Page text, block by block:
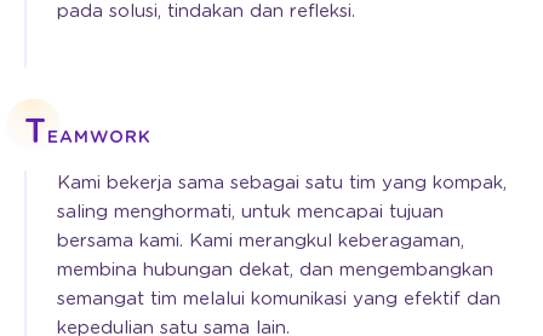
pada solusi, tindakan dan refleksi.
T EAMWORK
Kami bekerja sama sebagai satu tim yang kompak,
saling menghormati, untuk mencapai tujuan
bersama kami. Kami merangkul keberagaman,
membina hubungan dekat, dan mengembangkan
semangat tim melalui komunikasi yang efektif dan
kepedulian satu sama lain.